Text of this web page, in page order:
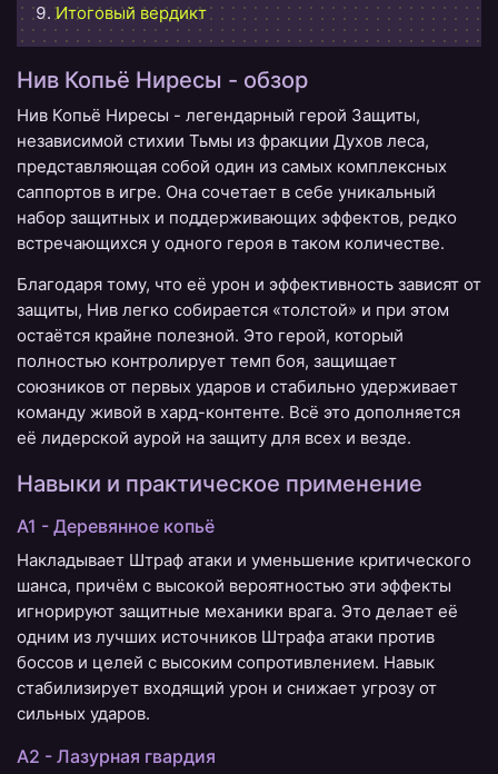
Итоговый вердикт
Нив Копьё Ниресы - обзор
Нив Копьё Ниресы - легендарный герой Защиты,
независимой стихии Тьмы из фракции Духов леса,
представляющая собой один из самых комплексных
саппортов в игре. Она сочетает в себе уникальный
набор защитных и поддерживающих эффектов, редко
встречающихся у одного героя в таком количестве.
Благодаря тому, что её урон и эффективность зависят от
защиты, Нив легко собирается «толстой» и при этом
остаётся крайне полезной. Это герой, который
полностью контролирует темп боя, защищает
союзников от первых ударов и стабильно удерживает
команду живой в хард-контенте. Всё это дополняется
её лидерской аурой на защиту для всех и везде.
Навыки и практическое применение
А1 - Деревянное копьё
Накладывает Штраф атаки и уменьшение критического
шанса, причём с высокой вероятностью эти эффекты
игнорируют защитные механики врага. Это делает её
одним из лучших источников Штрафа атаки против
боссов и целей с высоким сопротивлением. Навык
стабилизирует входящий урон и снижает угрозу от
сильных ударов.
А2 - Лазурная гвардия